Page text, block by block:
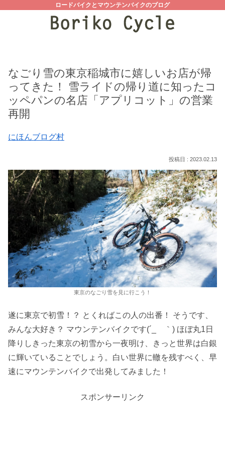
ロードバイクとマウンテンバイクのブログ
なごり雪の東京稲城市に嬉しいお店が帰
ってきた！ 雪ライドの帰り道に知ったコ
ッペパンの名店「アプリコット」の営業
再開
にほんブログ村
2023.02.13
東京のなごり雪を見に行こう！
遂に東京で初雪！？ とくればこの人の出番！ そうです、
みんな大好き？ マウンテンバイクです(´_ゝ｀) ほぼ丸1日
降りしきった東京の初雪から一夜明け、きっと世界は白銀
に輝いていることでしょう。白い世界に轍を残すべく、早
速にマウンテンバイクで出発してみました！
スポンサーリンク